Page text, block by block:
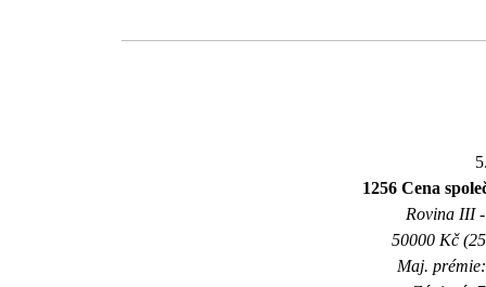
1256 Cena
Rovina III
50000 Kč
Maj.